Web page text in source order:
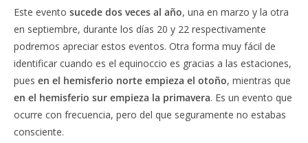
Este evento sucede dos veces al año, una en marzo y la otra
en septiembre, durante los días 20 y 22 respectivamente
podremos apreciar estos eventos. Otra forma muy fácil de
identificar cuando es el equinoccio es gracias a las estaciones,
pues en el hemisferio norte empieza el otoño, mientras que
en el hemisferio sur empieza la primavera. Es un evento que
ocurre con frecuencia, pero del que seguramente no estabas
consciente.